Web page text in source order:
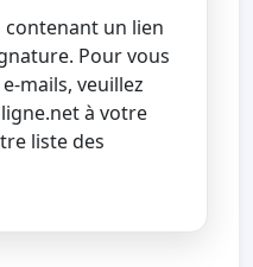
contenant un lien
Pour vous
mails, veuillez
à votre
liste des